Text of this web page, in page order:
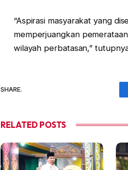
“Aspirasi masyarakat yang
memperjuangkan
wilayah perbatasan,”
SHARE.
RELATED POSTS